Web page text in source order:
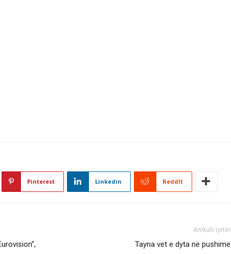
Pinterest Linkedin ReddIt
Artikulli tjetër
Tayna vet e dyta në pushime